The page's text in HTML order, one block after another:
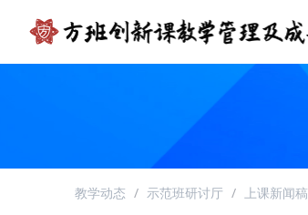
教学动态 / 示范班研讨厅 / 上课新闻稿